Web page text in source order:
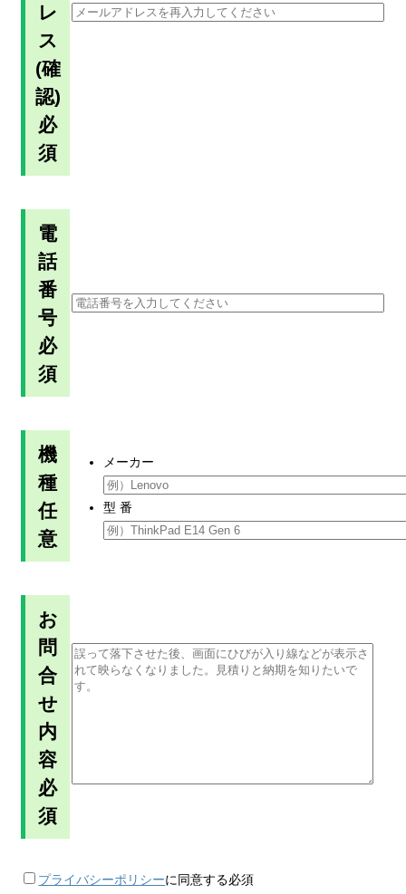
レ
ス
(確
認)
必
須
電
話
番
号
必
須
機
種
任
意
メーカー
型 番
お
問
合
せ
内
容
必
須
プライバシーポリシーに同意する必須